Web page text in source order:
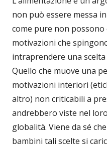
non può essere messa
come pure non possono
motivazioni che
intraprendere una
Quello che muove una
motivazioni interiori
altro) non criticabili a
andrebbero viste nel
globalità. Viene da sé
bambini tali scelte si